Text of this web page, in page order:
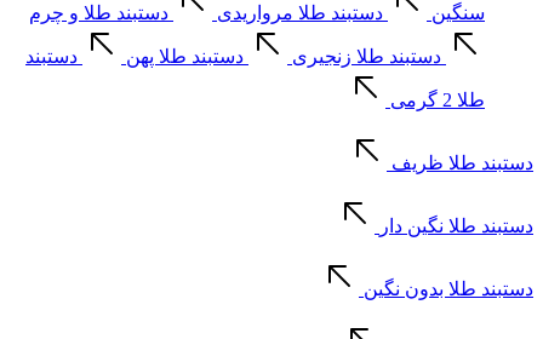
سنگین دستبند طلا مرواریدی دستبند طلا و چرم
دستبند طلا زنجیری دستبند طلا پهن دستبند
طلا 2 گرمی
دستبند طلا ظریف
دستبند طلا نگین دار
دستبند طلا بدون نگین